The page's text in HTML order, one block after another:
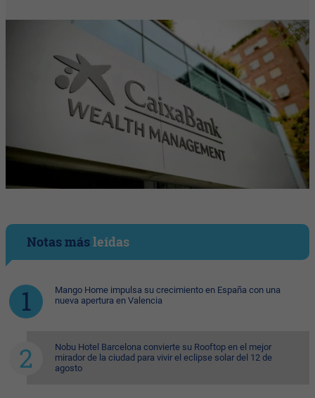
Notas másleídas
Mango Home impulsa su crecimiento en España con una
nueva apertura en Valencia
Nobu Hotel Barcelona convierte su Rooftop en el mejor
mirador de la ciudad para vivir el eclipse solar del 12 de
agosto